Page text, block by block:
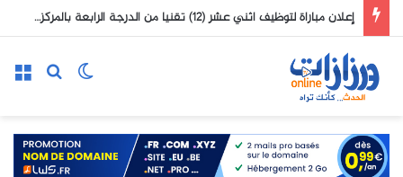
إعلان مباراة لتوظيف اثني عشر (12) تقنيا من الدرجة الرابعة بالمركز الاستشفائي الجامعي ابن رشد
بحث
الوضع المظلم